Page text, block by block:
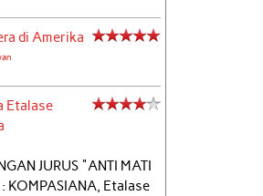
di Amerika
Etalase
JURUS "ANTI MATI
KOMPASIANA, Etalase